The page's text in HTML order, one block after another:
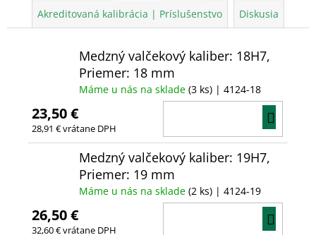
Akreditovaná kalibrácia | Príslušenstvo Diskusia
Medzný valčekový kaliber: 18H7,
Priemer: 18 mm
Máme u nás na sklade (3 ks) | 4124-18
23,50 €
28,91 € vrátane DPH
Medzný valčekový kaliber: 19H7,
Priemer: 19 mm
Máme u nás na sklade (2 ks) | 4124-19
26,50 €
32,60 € vrátane DPH